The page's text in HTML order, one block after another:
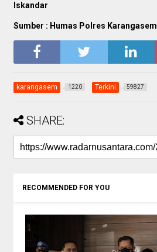
Iskandar
Sumber : Humas Polres
karangasem 1220 Terkini 59827
SHARE:
RECOMMENDED FOR YOU